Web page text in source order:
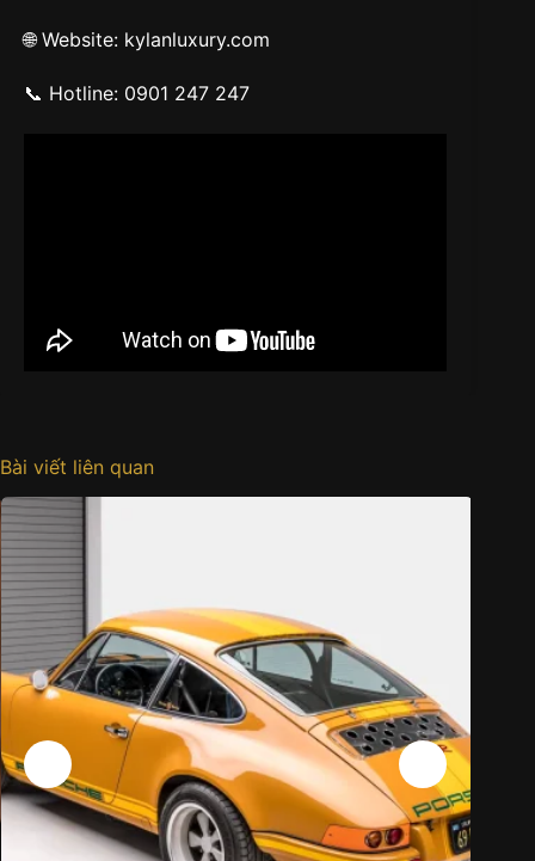
🌐 Website: kylanluxury.com
📞 Hotline: 0901 247 247
Bài viết liên quan